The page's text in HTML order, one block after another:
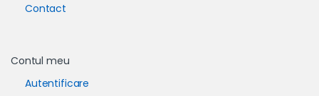
Contact
Contul meu
Autentificare